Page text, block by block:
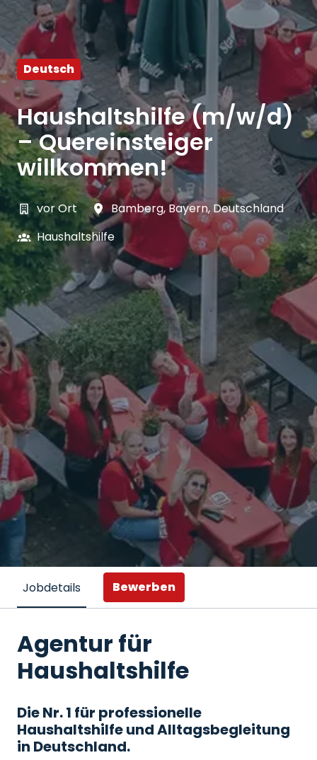
Deutsch
Haushaltshilfe (m/w/d)
– Quereinsteiger
willkommen!
vor Ort Bamberg, Bayern, Deutschland
Haushaltshilfe
Jobdetails Bewerben
Agentur für
Haushaltshilfe
Die Nr. 1 für professionelle
Haushaltshilfe und Alltagsbegleitung
in Deutschland.